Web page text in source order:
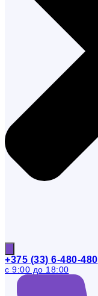
+375 (33) 6-480-480
с 9:00 до 18:00